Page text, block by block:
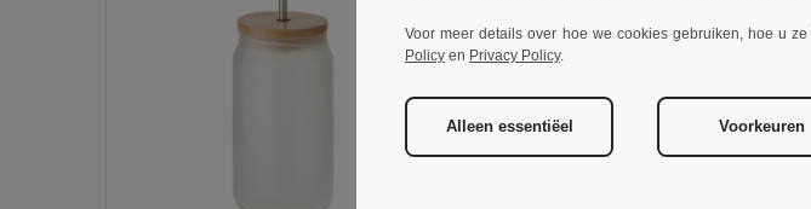
Voor meer details over hoe we cookies gebruiken, hoe u
Policy en Privacy Policy.
Alleen essentiëel Voorkeuren